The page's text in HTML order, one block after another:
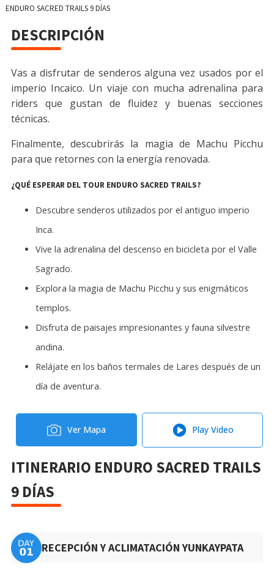
ENDURO SACRED TRAILS 9 DÍAS
DESCRIPCIÓN
Vas a disfrutar de senderos alguna vez usados por el
imperio Incaico. Un viaje con mucha adrenalina para
riders que gustan de fluidez y buenas secciones
técnicas.
Finalmente, descubrirás la magia de Machu Picchu
para que retornes con la energía renovada.
¿QUÉ ESPERAR DEL TOUR ENDURO SACRED TRAILS?
Descubre senderos utilizados por el antiguo imperio
Inca.
Vive la adrenalina del descenso en bicicleta por el Valle
Sagrado.
Explora la magia de Machu Picchu y sus enigmáticos
templos.
Disfruta de paisajes impresionantes y fauna silvestre
andina.
Relájate en los baños termales de Lares después de un
día de aventura.
Ver Mapa Play Video
ITINERARIO ENDURO SACRED TRAILS
9 DÍAS
RECEPCIÓN Y ACLIMATACIÓN YUNKAYPATA